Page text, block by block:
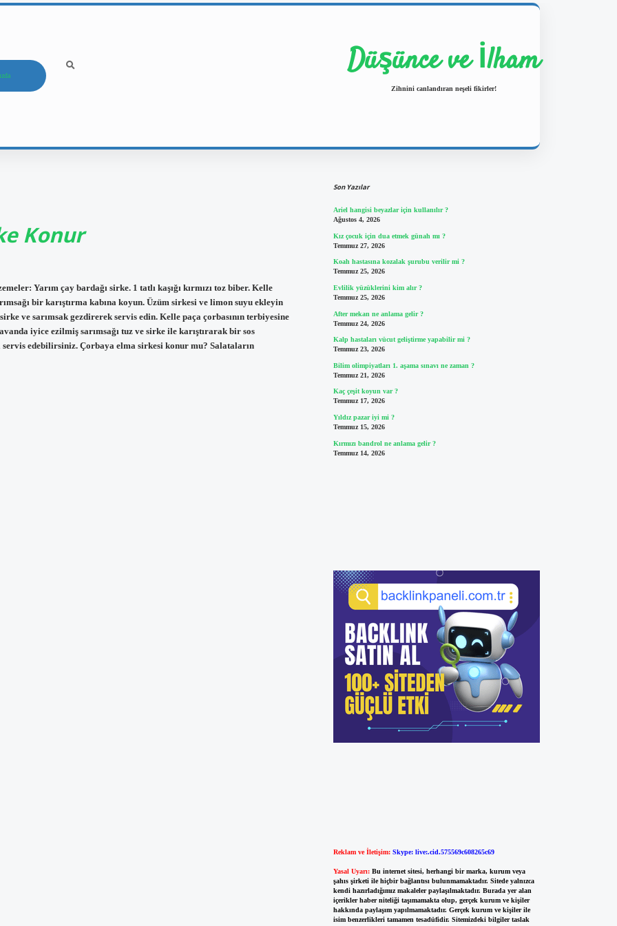
Düşünce ve İlham
Zihnini canlandıran neşeli fikirler!
Konur
Yarım çay bardağı sirke. 1 tatlı kaşığı kırmızı toz biber. Kelle
bir karıştırma kabına koyun. Üzüm sirkesi ve limon suyu ekleyin
ve sarımsak gezdirerek servis edin. Kelle paça çorbasının terbiyesine
iyice ezilmiş sarımsağı tuz ve sirke ile karıştırarak bir sos
servis edebilirsiniz. Çorbaya elma sirkesi konur mu? Salataların
Son Yazılar
Ariel hangisi beyazlar için kullanılır ?
Ağustos 4, 2026
Kız çocuk için dua etmek günah mı ?
Temmuz 27, 2026
Koah hastasına kozalak şurubu verilir mi ?
Temmuz 25, 2026
Evlilik yüzüklerini kim alır ?
Temmuz 25, 2026
After mekan ne anlama gelir ?
Temmuz 24, 2026
Kalp hastaları vücut geliştirme yapabilir mi ?
Temmuz 23, 2026
Bilim olimpiyatları 1. aşama sınavı ne zaman ?
Temmuz 21, 2026
Kaç çeşit koyun var ?
Temmuz 17, 2026
Yıldız pazar iyi mi ?
Temmuz 15, 2026
Kırmızı bandrol ne anlama gelir ?
Temmuz 14, 2026
Reklam ve İletişim: Skype: live:.cid.575569c608265c69
Yasal Uyarı: Bu internet sitesi, herhangi bir marka, kurum veya
şahıs şirketi ile hiçbir bağlantısı bulunmamaktadır. Sitede yalnızca
kendi hazırladığımız makaleler paylaşılmaktadır. Burada yer alan
içerikler haber niteliği taşımamakta olup, gerçek kurum ve kişiler
hakkında paylaşım yapılmamaktadır. Gerçek kurum ve kişiler ile
isim benzerlikleri tamamen tesadüfidir. Sitemizdeki bilgiler taslak